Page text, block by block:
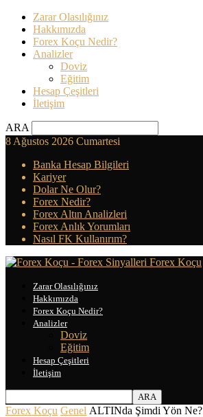
Zarar Olasılığınız
Hakkımızda
Forex Koçu Nedir?
Analizler
Doviz
Eğitim
Hesap Çeşitleri
İletişim
ARA
8 Ağustos 2026 Cumartesi
Banka Hesap Bilgileri
Kariyer
Dolar Ne Olur?
Forex Nedir?
Forex Altın Analizleri
Forex Anlık Yorumları
Nasıl FK Kullanırım?
Forex Koçu
Zarar Olasılığınız
Hakkımızda
Forex Koçu Nedir?
Analizler
Doviz
Eğitim
Hesap Çeşitleri
İletişim
Forex Koçu Genel ALTINda Şimdi Yön Ne?